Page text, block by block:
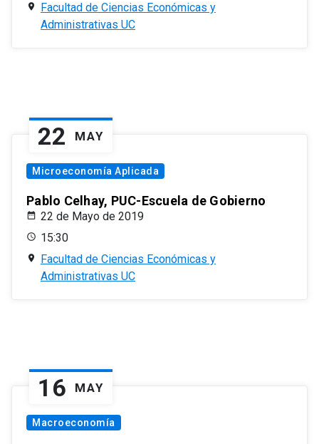
Facultad de Ciencias Económicas y
Administrativas UC
22 MAY
Microeconomía Aplicada
Pablo Celhay, PUC-Escuela de Gobierno
22 de Mayo de 2019
15:30
Facultad de Ciencias Económicas y
Administrativas UC
16 MAY
Macroeconomía